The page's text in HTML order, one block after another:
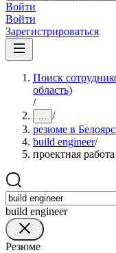
Войти
Войти
Зарегистрироваться
Поиск
область)
/
... /
резюме в
build engineer/
проектная работа
build engineer
Резюме